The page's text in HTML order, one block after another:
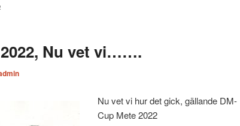
Nu vet vi…….
Nu vet vi hur det gick, gällande DM-
Cup Mete 2022